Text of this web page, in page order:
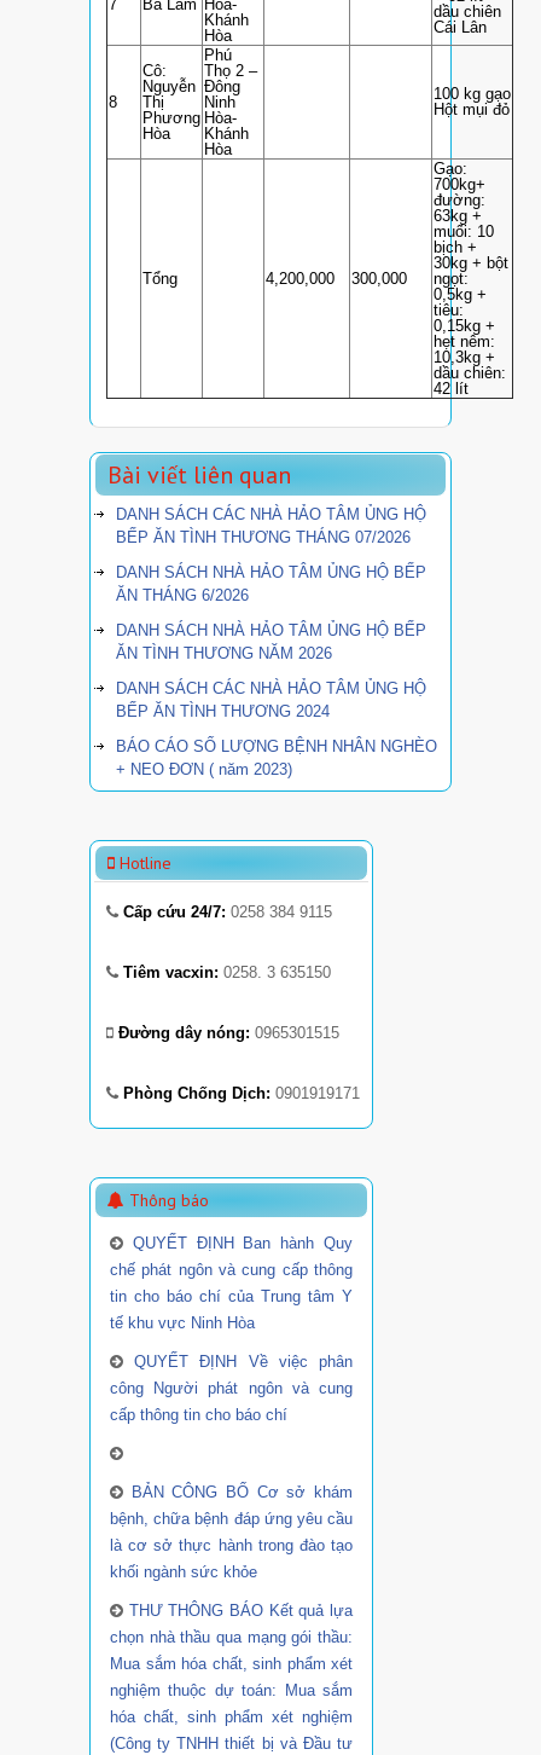
7 Bà Lam Hòa-
Khánh
Hòa
dầu chiên
Cái Lân
8
Cô:
Nguyễn
Thị
Phương
Hòa
Phú
Thọ 2 –
Đông
Ninh
Hòa-
Khánh
Hòa
100 kg gạo
Hột mụi đỏ
Tổng 4,200,000 300,000
Gạo:
700kg+
đường:
63kg +
muối: 10
bịch +
30kg + bột
ngọt:
0,5kg +
tiêu:
0,15kg +
hẹt nêm:
10,3kg +
dầu chiên:
42 lít
Bài viết liên quan
DANH SÁCH CÁC NHÀ HẢO TÂM ỦNG HỘ
BẾP ĂN TÌNH THƯƠNG THÁNG 07/2026
DANH SÁCH NHÀ HẢO TÂM ỦNG HỘ BẾP
ĂN THÁNG 6/2026
DANH SÁCH NHÀ HẢO TÂM ỦNG HỘ BẾP
ĂN TÌNH THƯƠNG NĂM 2026
DANH SÁCH CÁC NHÀ HẢO TÂM ỦNG HỘ
BẾP ĂN TÌNH THƯƠNG 2024
BÁO CÁO SỐ LƯỢNG BỆNH NHÂN NGHÈO
+ NEO ĐƠN ( năm 2023)
Hotline
Cấp cứu 24/7: 0258 384 9115
Tiêm vacxin: 0258. 3 635150
Đường dây nóng: 0965301515
Phòng Chống Dịch: 0901919171
Thông báo
QUYẾT ĐỊNH Ban hành Quy
chế phát ngôn và cung cấp thông
tin cho báo chí của Trung tâm Y
tế khu vực Ninh Hòa
QUYẾT ĐỊNH Về việc phân
công Người phát ngôn và cung
cấp thông tin cho báo chí
BẢN CÔNG BỐ Cơ sở khám
bệnh, chữa bệnh đáp ứng yêu cầu
là cơ sở thực hành trong đào tạo
khối ngành sức khỏe
THƯ THÔNG BÁO Kết quả lựa
chọn nhà thầu qua mạng gói thầu:
Mua sắm hóa chất, sinh phẩm xét
nghiệm thuộc dự toán: Mua sắm
hóa chất, sinh phẩm xét nghiệm
(Công ty TNHH thiết bị và Đầu tư